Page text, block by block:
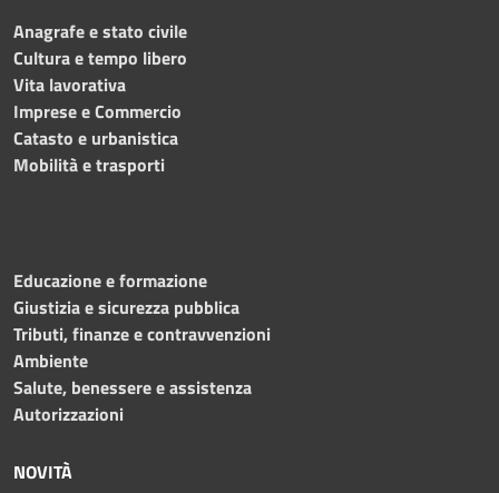
Anagrafe e stato civile
Cultura e tempo libero
Vita lavorativa
Imprese e Commercio
Catasto e urbanistica
Mobilità e trasporti
Educazione e formazione
Giustizia e sicurezza pubblica
Tributi, finanze e contravvenzioni
Ambiente
Salute, benessere e assistenza
Autorizzazioni
NOVITÀ